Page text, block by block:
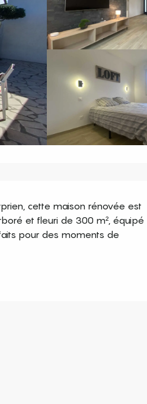
cette maison rénovée est
et fleuri de 300 m², équipé
pour des moments de